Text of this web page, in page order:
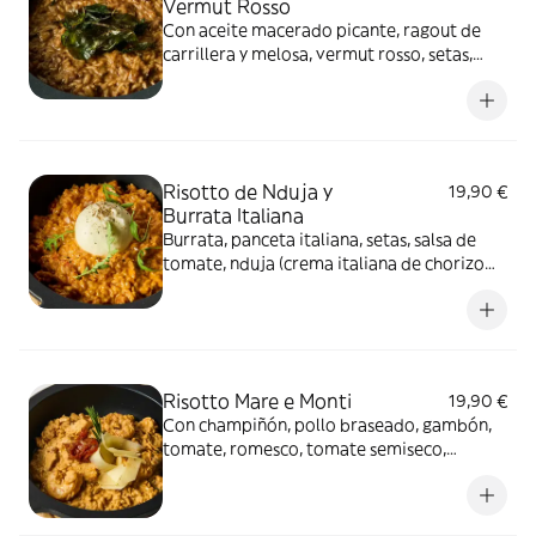
Vermut Rosso
Con aceite macerado picante, ragout de
carrillera y melosa, vermut rosso, setas,
Risotto de Nduja y
Burrata Italiana
19,90 €
Burrata, panceta italiana, setas, salsa de
tomate, nduja (crema italiana de chorizo
rúcula. (Ideal para compartir 2 personas).
Risotto Mare e Monti
19,90 €
Con champiñón, pollo braseado, gambón,
tomate, romesco, tomate semiseco,